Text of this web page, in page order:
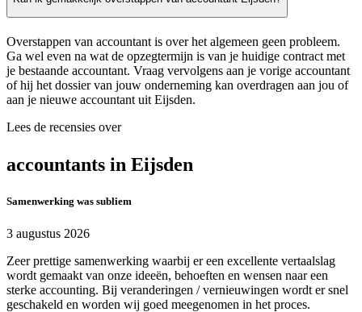
Overstappen van accountant is over het algemeen geen probleem.
Ga wel even na wat de opzegtermijn is van je huidige contract met
je bestaande accountant. Vraag vervolgens aan je vorige accountant
of hij het dossier van jouw onderneming kan overdragen aan jou of
aan je nieuwe accountant uit Eijsden.
Lees de recensies over
accountants in Eijsden
Samenwerking was subliem
3 augustus 2026
Zeer prettige samenwerking waarbij er een excellente vertaalslag
wordt gemaakt van onze ideeën, behoeften en wensen naar een
sterke accounting. Bij veranderingen / vernieuwingen wordt er snel
geschakeld en worden wij goed meegenomen in het proces.